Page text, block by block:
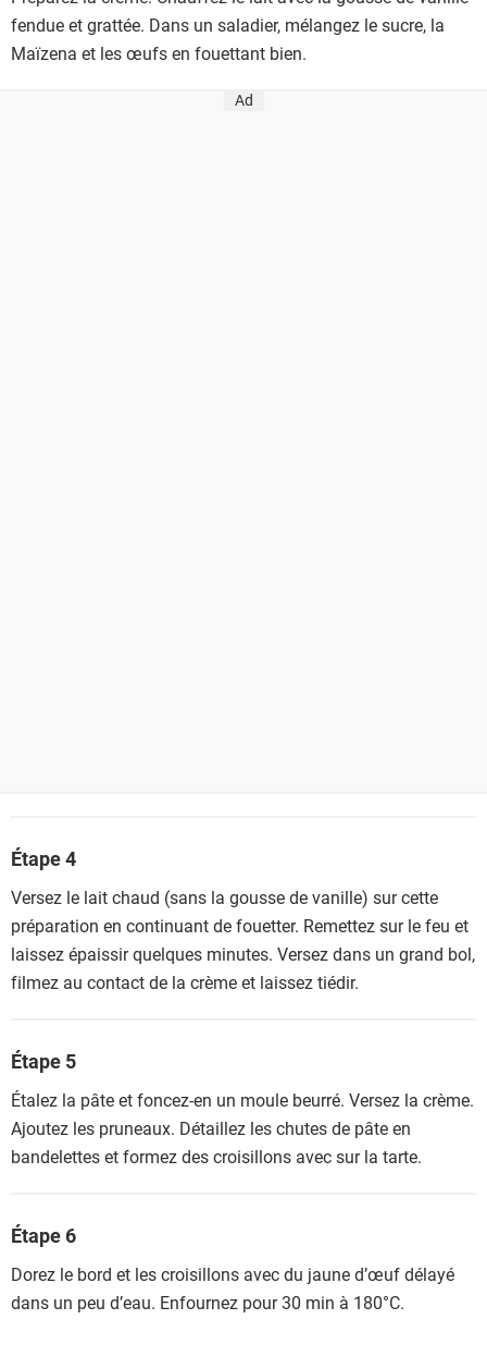
fendue et grattée. Dans un saladier, mélangez le sucre, la
Maïzena et les œufs en fouettant bien.
Ad
Étape 4
Versez le lait chaud (sans la gousse de vanille) sur cette
préparation en continuant de fouetter. Remettez sur le feu et
laissez épaissir quelques minutes. Versez dans un grand bol,
filmez au contact de la crème et laissez tiédir.
Étape 5
Étalez la pâte et foncez-en un moule beurré. Versez la crème.
Ajoutez les pruneaux. Détaillez les chutes de pâte en
bandelettes et formez des croisillons avec sur la tarte.
Étape 6
Dorez le bord et les croisillons avec du jaune d’œuf délayé
dans un peu d’eau. Enfournez pour 30 min à 180°C.